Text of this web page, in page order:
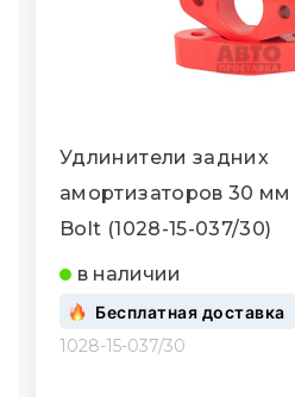
Удлинители задних
амортизаторов 30
Bolt (1028-15-037/30)
в наличии
Бесплатная доставка
1028-15-037/30